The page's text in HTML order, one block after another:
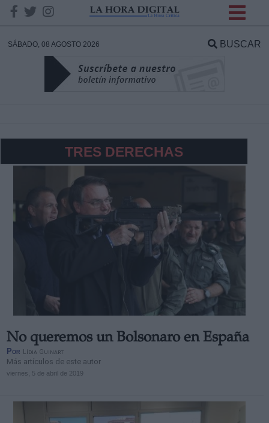
SÁBADO, 08 AGOSTO 2026 BUSCAR
TRES DERECHAS
No queremos un Bolsonaro en España
Por Lídia Guinart
Más artículos de este autor
viernes, 5 de abril de 2019
DATOS
Responsable:
Legitimación:
Derechos: